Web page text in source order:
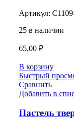
Артикул:
25 в наличии
65,00 ₽
В корзину
Быстрый
Сравнить
Добавить в
Пастель